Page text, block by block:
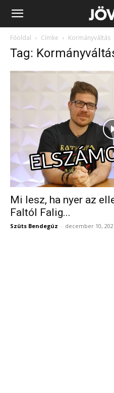
Jövő
Főoldal Címke Kormányváltás
Tag:
Mi lesz, ha nyer az
Faltól Falig...
Szüts Bendegúz - december 10,